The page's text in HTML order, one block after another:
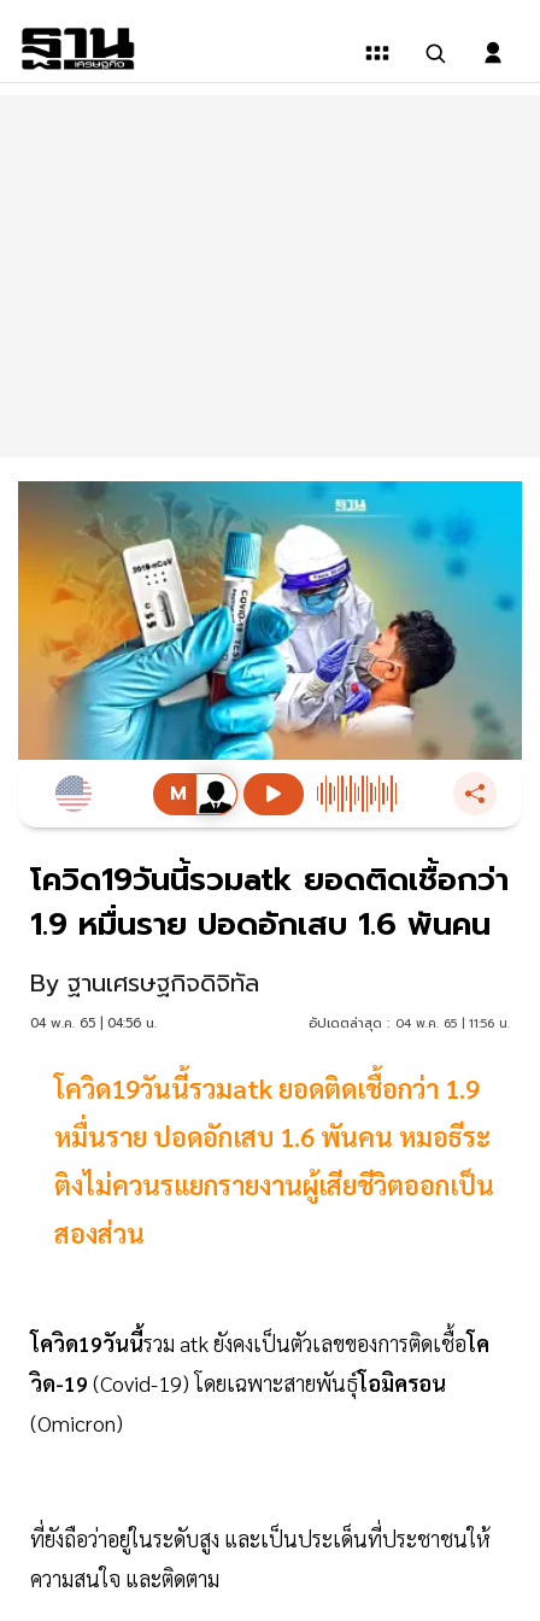
โควิด19วันนี้รวมatk ยอดติดเชื้อกว่า
1.9 หมื่นราย ปอดอักเสบ 1.6 พันคน
By ฐานเศรษฐกิจดิจิทัล
04 พ.ค. 65 | 04:56 น. อัปเดตล่าสุด : 04 พ.ค. 65 | 11:56 น.
โควิด19วันนี้รวมatk ยอดติดเชื้อกว่า 1.9
หมื่นราย ปอดอักเสบ 1.6 พันคน หมอธีระ
ติงไม่ควนรแยกรายงานผู้เสียชีวิตออกเป็น
สองส่วน
โควิด19วันนี้รวม atk ยังคงเป็นตัวเลขของการติดเชื้อโค
วิด-19 (Covid-19) โดยเฉพาะสายพันธุ์โอมิครอน
(Omicron)
ที่ยังถือว่าอยู่ในระดับสูง และเป็นประเด็นที่ประชาชนให้
ความสนใจ และติดตาม